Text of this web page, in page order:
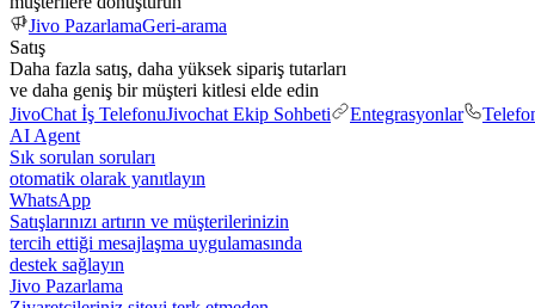
Jivo PazarlamaGeri-arama
Satış
Daha fazla satış, daha yüksek sipariş tutarları
ve daha geniş bir müşteri kitlesi elde edin
JivoChat İş TelefonuJivochat Ekip Sohbeti Entegrasyonlar
AI Agent
Sık sorulan soruları
otomatik olarak yanıtlayın
WhatsApp
Satışlarınızı artırın ve müşterilerinizin
tercih ettiği mesajlaşma uygulamasında
destek sağlayın
Jivo Pazarlama